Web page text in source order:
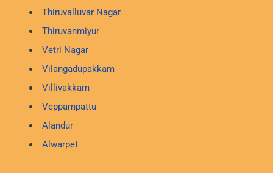
Thiruvalluvar Nagar
Thiruvanmiyur
Vetri Nagar
Vilangadupakkam
Villivakkam
Veppampattu
Alandur
Alwarpet